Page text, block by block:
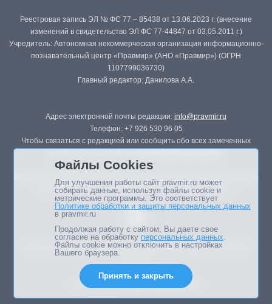
Реестровая запись ЭЛ № ФС 77 – 85438 от 13.06.2023 г. (внесение
изменений в свидетельство ЭЛ ФС 77-44847 от 03.05.2011 г.)
Учредитель: Автономная некоммерческая организация информационно-
познавательный центр «Правмир» (АНО «Правмир») (ОГРН
1107799036730)
Главный редактор: Данилова А.А.
Адрес электронной почты редакции: info@pravmir.ru
Телефон: +7 926 530 96 05
Чтобы связаться с редакцией или сообщить обо всех замеченных
Републикация материалов сайта в печатных изданиях (книгах, прессе)
возможна только с письменного разрешения редакции.
Мнение авторов статей портала может не совпадать с позицией
Дизайн сайта -
Файлы Cookies
Для улучшения работы сайт pravmir.ru может
собирать данные, используя файлы cookie и
метрические программы. Это соответствует
Политике обработки и защиты персональных данных
в pravmir.ru
Продолжая работу с сайтом, Вы даете свое
согласие на обработку персональных данных.
Файлы cookie можно отключить в настройках
Вашего браузера.
Принять и закрыть